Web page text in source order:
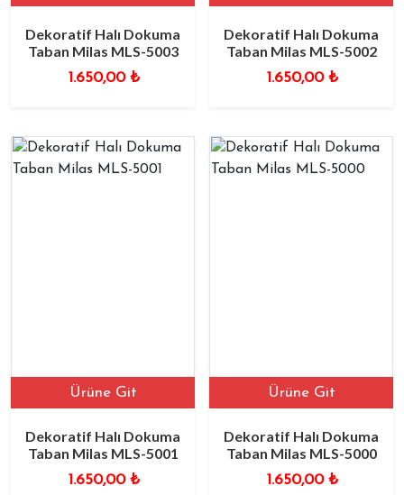
Dekoratif Halı Dokuma
Taban Milas MLS-5003
1.650,00 ₺
Dekoratif Halı Dokuma
Taban Milas MLS-5002
1.650,00 ₺
Ürüne Git
Dekoratif Halı Dokuma
Taban Milas MLS-5001
1.650,00 ₺
Ürüne Git
Dekoratif Halı Dokuma
Taban Milas MLS-5000
1.650,00 ₺